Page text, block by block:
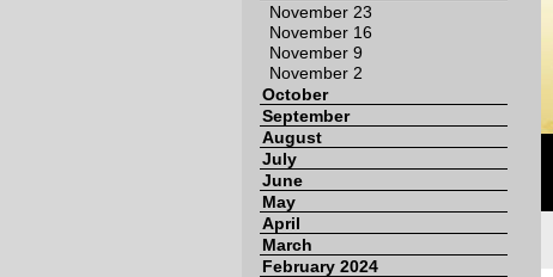
November 23
November 16
November 9
November 2
October
September
August
July
June
May
April
March
February 2024